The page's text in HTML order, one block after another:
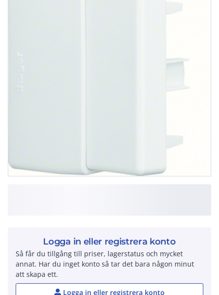
Logga in eller registrera konto
Så får du tillgång till priser, lagerstatus och mycket
annat. Har du inget konto så tar det bara någon minut
att skapa ett.
Logga in eller registrera konto